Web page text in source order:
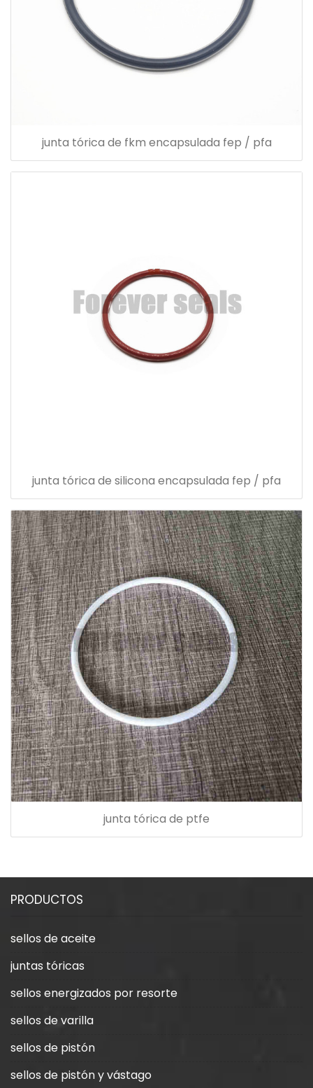
junta tórica de fkm encapsulada fep / pfa
junta tórica de silicona encapsulada fep / pfa
junta tórica de ptfe
PRODUCTOS
sellos de aceite
juntas tóricas
sellos energizados por resorte
sellos de varilla
sellos de pistón
sellos de pistón y vástago